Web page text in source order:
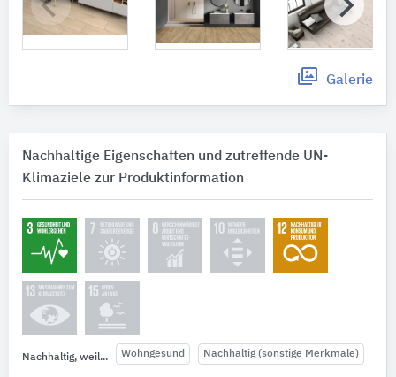
Galerie
Nachhaltige Eigenschaften und zutreffende UN-
Klimaziele zur Produktinformation
Nachhaltig, weil... Wohngesund Nachhaltig (sonstige Merkmale)